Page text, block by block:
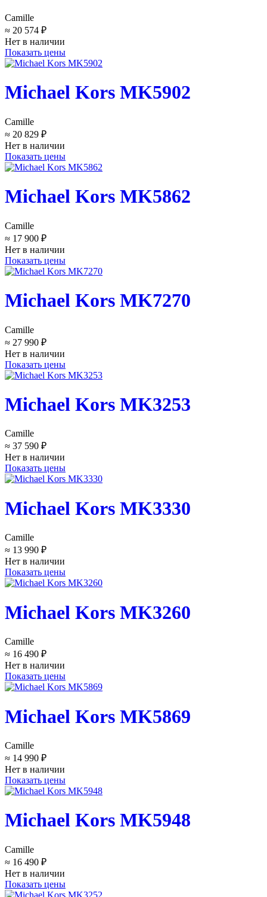
Camille
≈ 20 574 ₽
Нет в наличии
Показать цены
Michael Kors MK5902
Camille
≈ 20 829 ₽
Нет в наличии
Показать цены
Michael Kors MK5862
Camille
≈ 17 900 ₽
Нет в наличии
Показать цены
Michael Kors MK7270
Camille
≈ 27 990 ₽
Нет в наличии
Показать цены
Michael Kors MK3253
Camille
≈ 37 590 ₽
Нет в наличии
Показать цены
Michael Kors MK3330
Camille
≈ 13 990 ₽
Нет в наличии
Показать цены
Michael Kors MK3260
Camille
≈ 16 490 ₽
Нет в наличии
Показать цены
Michael Kors MK5869
Camille
≈ 14 990 ₽
Нет в наличии
Показать цены
Michael Kors MK5948
Camille
≈ 16 490 ₽
Нет в наличии
Показать цены